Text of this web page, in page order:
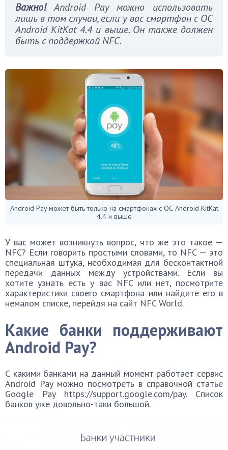
Важно!Android Pay можно использовать
лишь в том случаи, если у вас смартфон с ОС
Android KitKat 4.4 и выше. Он также должен
быть с поддержкой NFC.
Android Pay может быть только на смартфонах с ОС Android KitKat
4.4 и выше
У вас может возникнуть вопрос, что же это такое —
NFC? Если говорить простыми словами, то NFC — это
специальная штука, необходимая для бесконтактной
передачи данных между устройствами. Если вы
хотите узнать есть у вас NFC или нет, посмотрите
характеристики своего смартфона или найдите его в
немалом списке, перейдя на сайт NFC World.
Какие банки поддерживают
Android Pay?
С какими банками на данный момент работает сервис
Android Pay можно посмотреть в справочной статье
Google Pay https://support.google.com/pay. Список
банков уже довольно-таки большой.